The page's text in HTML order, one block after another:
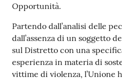
Opportunità.
Partendo dall’analisi delle
dall’assenza di un soggetto
sul Distretto con una
esperienza in materia di
vittime di violenza, l’Unione